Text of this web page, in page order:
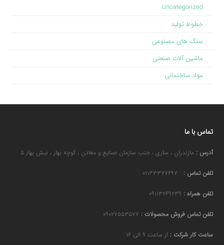
Uncategorized
خطوط تولید
سنگ های مصنوعی
ماشین آلات صنعتی
مواد ساختمانی
تماس با ما
آدرس : مازندران ، ساری ، جنب سازمان صنایع و معادن ، کوچه بهار ، نبش بهار ۵
تلفن تماس :
تلفن همراه :
تلفن تماس فروش محصولات :
ساعت کار شرکت : از ساعت ۹ الی ۱۶